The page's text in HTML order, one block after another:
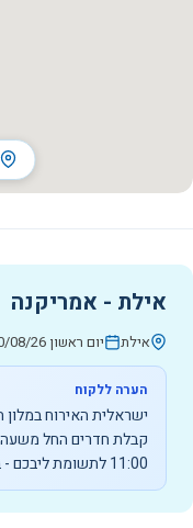
אילת - אמריקנה
אילת יום ראשון 30/08/26
הערה ללקוח
11:00 לתשומת ליבכם - בימים אלו סאונה וגקוזי לא פעילים